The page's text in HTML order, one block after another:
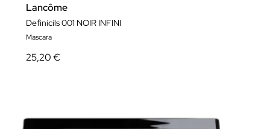
Lancôme
Definicils 001 NOIR INFINI
Mascara
25,20 €